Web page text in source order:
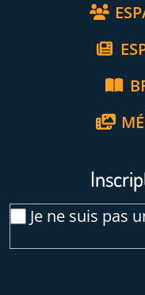
Je ne suis pas